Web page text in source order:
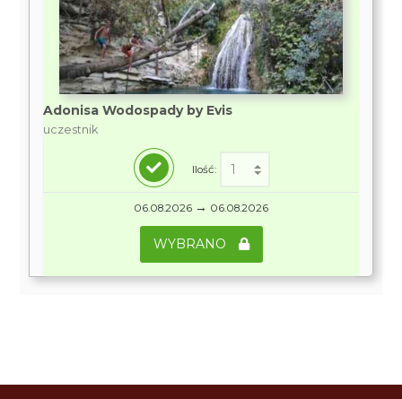
Adonisa Wodospady by Evis
uczestnik
Ilość:
06.08.2026 → 06.08.2026
WYBRANO